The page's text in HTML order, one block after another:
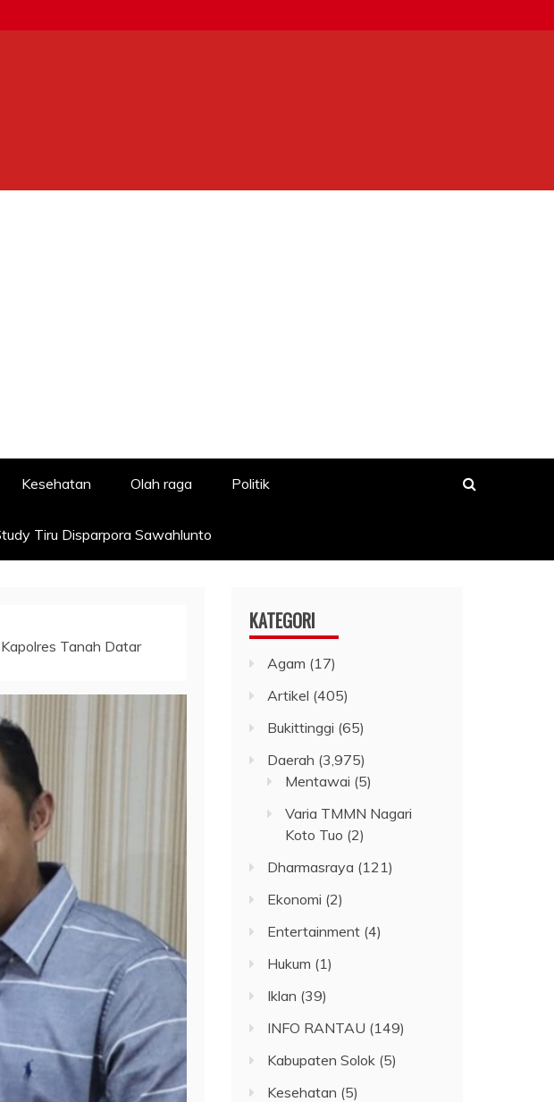
Kesehatan Olah raga Politik
Tiru Disparpora Sawahlunto
Tanah Datar
KATEGORI
Agam (17)
Artikel (405)
Bukittinggi (65)
Daerah (3,975)
Mentawai (5)
Varia TMMN Nagari
Koto Tuo (2)
Dharmasraya (121)
Ekonomi (2)
Entertainment (4)
Hukum (1)
Iklan (39)
INFO RANTAU (149)
Kabupaten Solok (5)
Kesehatan (5)